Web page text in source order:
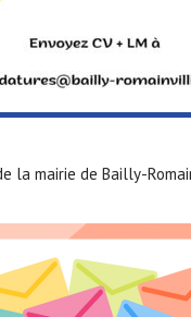
la mairie de Bailly-